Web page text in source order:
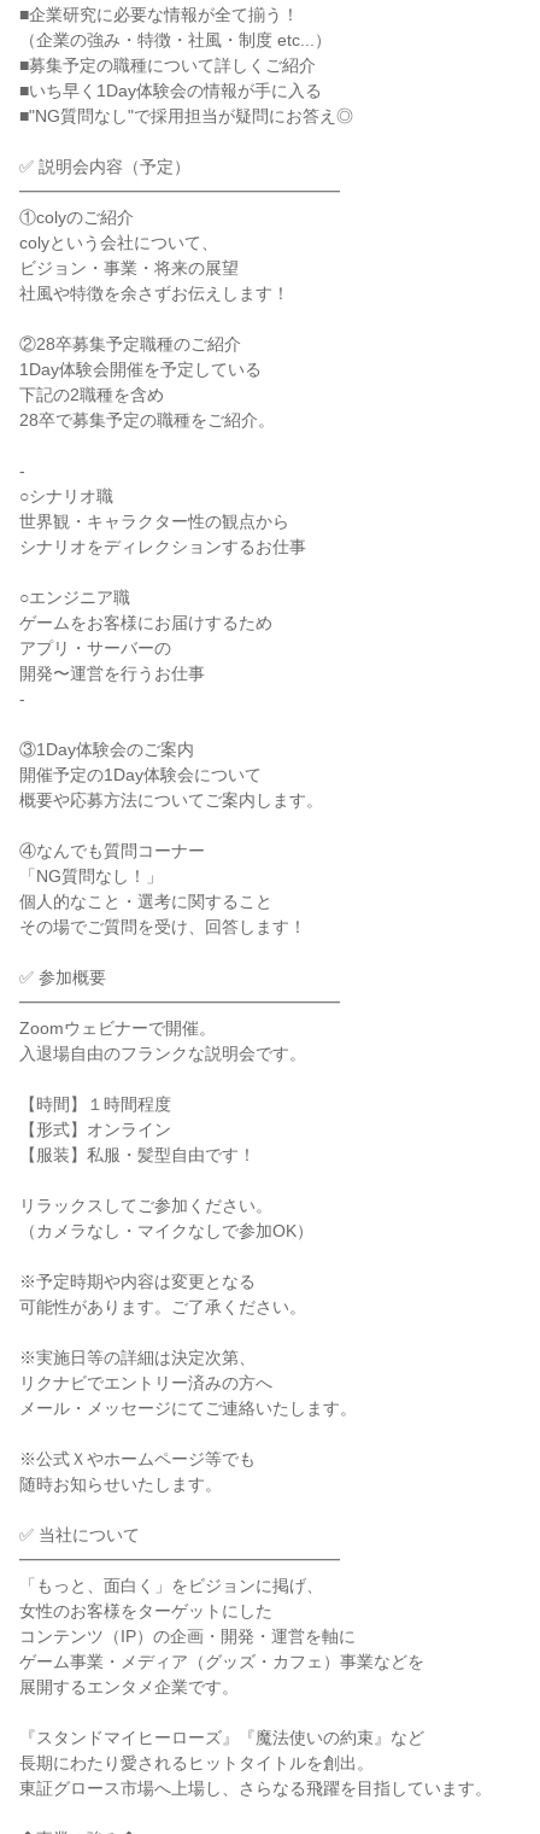
■企業研究に必要な情報が全て揃う！
（企業の強み・特徴・社風・制度 etc...）
■募集予定の職種について詳しくご紹介
■いち早く1Day体験会の情報が手に入る
■"NG質問なし"で採用担当が疑問にお答え◎
✅ 説明会内容（予定）
━━━━━━━━━━━━━━━━━━━
①colyのご紹介
colyという会社について、
ビジョン・事業・将来の展望
社風や特徴を余さずお伝えします！
②28卒募集予定職種のご紹介
1Day体験会開催を予定している
下記の2職種を含め
28卒で募集予定の職種をご紹介。
-
○シナリオ職
世界観・キャラクター性の観点から
シナリオをディレクションするお仕事
○エンジニア職
ゲームをお客様にお届けするため
アプリ・サーバーの
開発〜運営を行うお仕事
-
③1Day体験会のご案内
開催予定の1Day体験会について
概要や応募方法についてご案内します。
④なんでも質問コーナー
「NG質問なし！」
個人的なこと・選考に関すること
その場でご質問を受け、回答します！
✅ 参加概要
━━━━━━━━━━━━━━━━━━━
Zoomウェビナーで開催。
入退場自由のフランクな説明会です。
【時間】１時間程度
【形式】オンライン
【服装】私服・髪型自由です！
リラックスしてご参加ください。
（カメラなし・マイクなしで参加OK）
※予定時期や内容は変更となる
可能性があります。ご了承ください。
※実施日等の詳細は決定次第、
リクナビでエントリー済みの方へ
メール・メッセージにてご連絡いたします。
※公式Ｘやホームページ等でも
随時お知らせいたします。
✅ 当社について
━━━━━━━━━━━━━━━━━━━
「もっと、面白く」をビジョンに掲げ、
女性のお客様をターゲットにした
コンテンツ（IP）の企画・開発・運営を軸に
ゲーム事業・メディア（グッズ・カフェ）事業などを
展開するエンタメ企業です。
『スタンドマイヒーローズ』『魔法使いの約束』など
長期にわたり愛されるヒットタイトルを創出。
東証グロース市場へ上場し、さらなる飛躍を目指しています。